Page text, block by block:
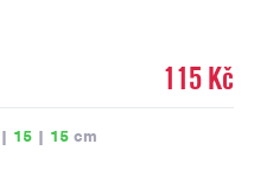
115 Kč
| 15 | 15 cm